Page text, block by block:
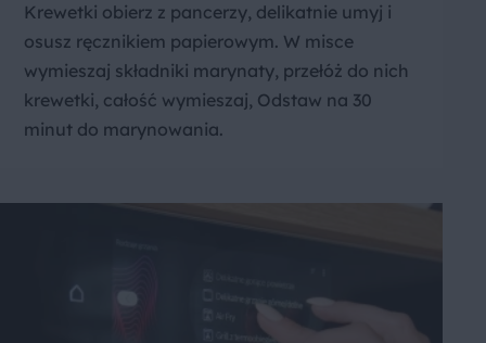
Krewetki obierz z pancerzy, delikatnie umyj i
osusz ręcznikiem papierowym. W misce
wymieszaj składniki marynaty, przełóż do nich
krewetki, całość wymieszaj, Odstaw na 30
minut do marynowania.